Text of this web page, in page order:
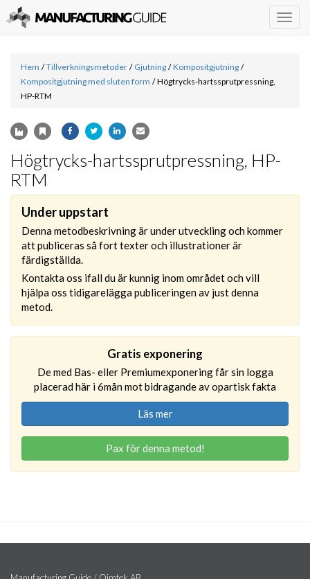
Hem / Tillverkningsmetoder / Gjutning / Kompositgjutning /
Kompositgjutning med sluten form / Högtrycks-hartssprutpressning,
HP-RTM
Högtrycks-hartssprutpressning, HP-
RTM
Under uppstart
Denna metodbeskrivning är under utveckling och kommer
att publiceras så fort texter och illustrationer är
färdigställda.
Kontakta oss ifall du är kunnig inom området och vill
hjälpa oss tidigarelägga publiceringen av just denna
metod.
Gratis exponering
De med Bas- eller Premiumexponering får sin logga
placerad här i 6mån mot bidragande av opartisk fakta
Läs mer
Pax för denna metod!